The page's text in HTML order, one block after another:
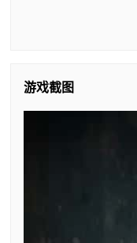
游戏截图